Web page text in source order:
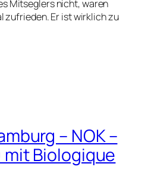
Mitseglers nicht, waren
zufrieden. Er ist wirklich zu
– NOK –
mit Biologique